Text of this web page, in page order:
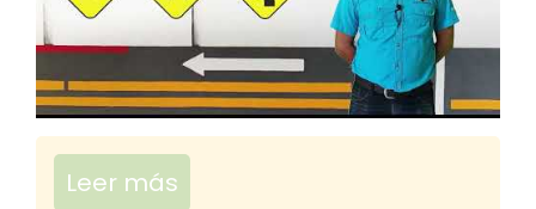
Leer más